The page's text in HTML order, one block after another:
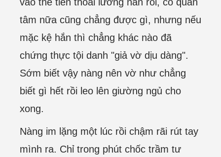
tâm nữa cũng chẳng được gì, nhưng nếu
mặc kệ hắn thì chẳng khác nào đã
chứng thực tội danh "giả vờ dịu dàng".
Sớm biết vậy nàng nên vờ như chẳng
biết gì hết rồi leo lên giường ngủ cho
xong.
Nàng im lặng một lúc rồi chậm rãi rút tay
mình ra. Chỉ trong phút chốc trầm tư